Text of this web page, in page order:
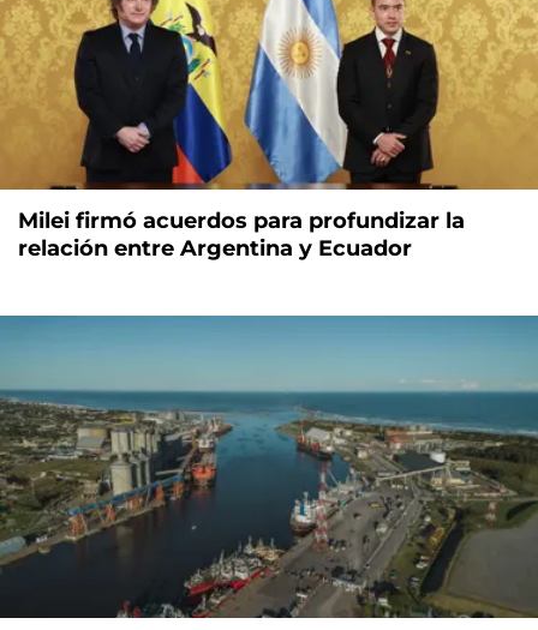
Milei firmó acuerdos para profundizar la
relación entre Argentina y Ecuador